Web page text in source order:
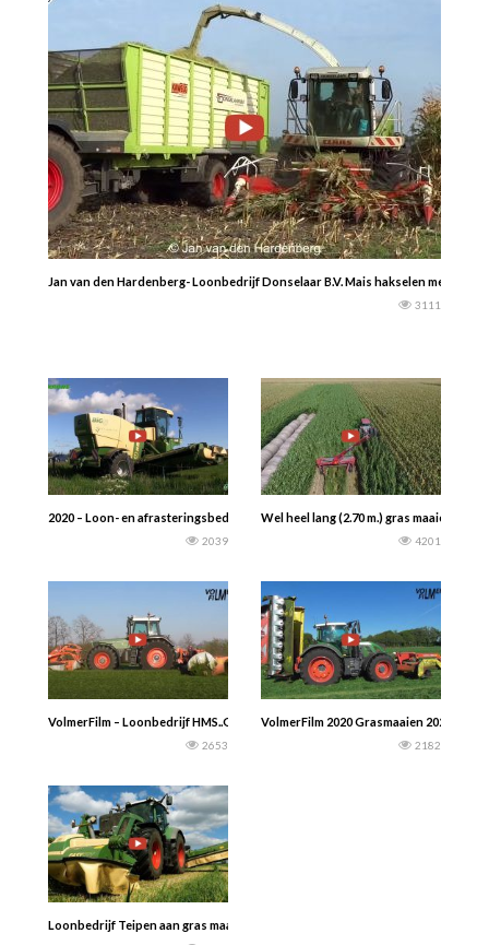
Jan van den Hardenberg- Loonbedrijf Donselaar B.V. Mais hakselen met Sjaak
3111
2020 – Loon- en afrasteringsbedrijf: van der Velde uit Appingedam aan het
2039
Wel heel lang (2.70 m.) gras maaien in
4201
VolmerFilm – Loonbedrijf HMS..Gras maaien 2020 Supersound !! Fendt Favorit
2653
VolmerFilm 2020 Grasmaaien 2020 met
2182
Loonbedrijf Teipen aan gras maaien 2020 met een Fend 828 Vario en een Krone